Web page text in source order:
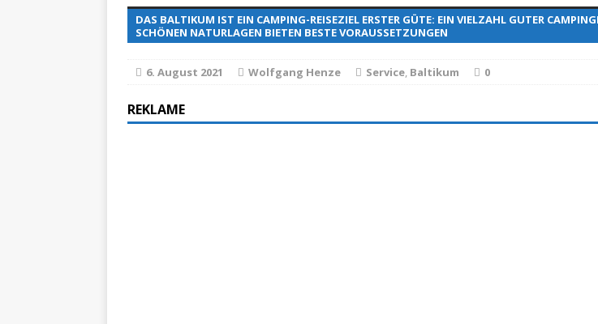
Helgoland ZUR SEE
[ 28. Oktober 2021 ] „Nordlicht II“ der Emder Reederei AG „EMS“
DAS BALTIKUM IST EIN CAMPING-REISEZIEL ERSTER GÜTE: EIN VIELZAHL GUTER
SCHÖNEN NATURLAGEN BIETEN BESTE VORAUSSETZUNGEN
6. August 2021 Wolfgang Henze Service, Baltikum 0
REKLAME